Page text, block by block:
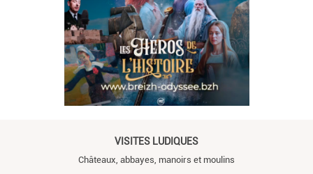
VISITES LUDIQUES
Châteaux, abbayes, manoirs et moulins